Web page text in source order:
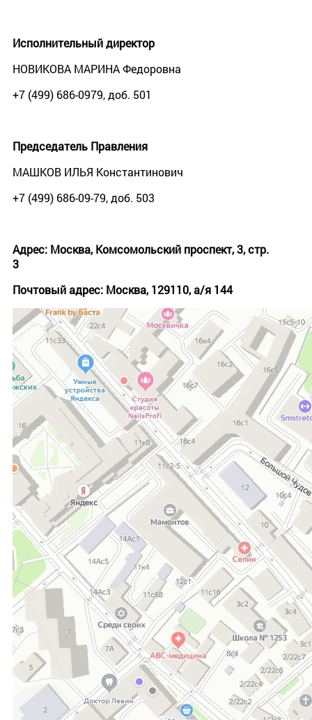
Исполнительный директор
НОВИКОВА МАРИНА Федоровна
+7 (499) 686-0979, доб. 501
Председатель Правления
МАШКОВ ИЛЬЯ Константинович
+7 (499) 686-09-79, доб. 503
Адрес: Москва, Комсомольский проспект, 3, стр.
3
Почтовый адрес: Москва, 129110, а/я 144